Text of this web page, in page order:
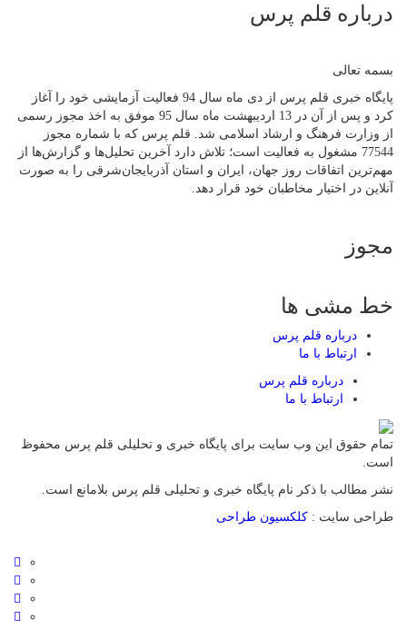
درباره قلم پرس
بسمه تعالی
پایگاه خبری قلم پرس از دی ماه سال 94 فعالیت آزمایشی خود را آغاز
کرد و پس از آن در 13 اردیبهشت ماه سال 95 موفق به اخذ مجوز رسمی
از وزارت فرهنگ و ارشاد اسلامی شد. قلم پرس که با شماره مجوز
77544 مشغول به فعالیت است؛ تلاش دارد آخرین تحلیل‌ها و گزارش‌ها از
مهم‌ترین اتفاقات روز جهان، ایران و استان آذربایجان‌شرقی را به صورت
آنلاین در اختیار مخاطبان خود قرار دهد.
مجوز
خط مشی ها
درباره قلم پرس
ارتباط با ما
درباره قلم پرس
ارتباط با ما
تمام حقوق این وب سایت برای پایگاه خبری و تحلیلی قلم پرس محفوظ
است.
نشر مطالب با ذکر نام پایگاه خبری و تحلیلی قلم پرس بلامانع است.
طراحی سایت : کلکسیون طراحی